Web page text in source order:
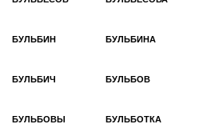
БУЛЬБИН БУЛЬБИНА
БУЛЬБИЧ БУЛЬБОВ
БУЛЬБОВЫ БУЛЬБОТКА